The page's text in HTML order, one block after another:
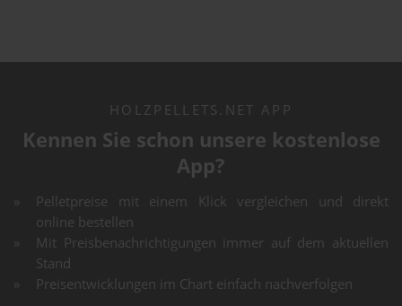
HOLZPELLETS.NET APP
Kennen Sie schon unsere kostenlose
App?
Pelletpreise mit einem Klick vergleichen und direkt
online bestellen
Mit Preisbenachrichtigungen immer auf dem aktuellen
Stand
Preisentwicklungen im Chart einfach nachverfolgen